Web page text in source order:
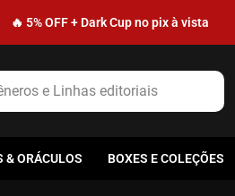
🔥 5% OFF + Dark Cup no pix à vista
e Linhas editoriais
& ORÁCULOS BOXES E COLEÇÕES